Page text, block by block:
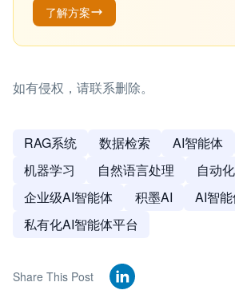
了解方案
如有侵权，请联系删除。
RAG系统 数据检索 AI智能体
机器学习
自然语言处理
自动化
企业级AI智能体
积墨AI
AI智
私有化AI智能体平台
Share This Post